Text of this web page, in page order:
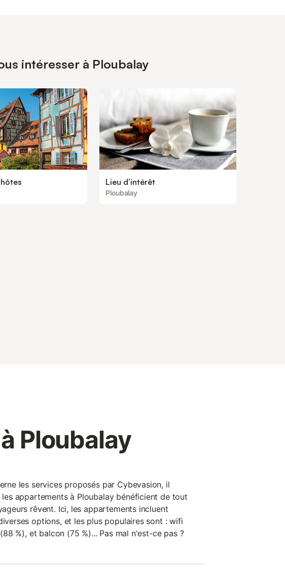
intéresser à Ploubalay
Lieu d’intérêt
Ploubalay
Ploubalay
les services proposés par Cybevasion, il
appartements à Ploubalay bénéficient de tout
rêvent. Ici, les appartements incluent
options, et les plus populaires sont : wifi
%), et balcon (75 %)... Pas mal n'est-ce pas ?